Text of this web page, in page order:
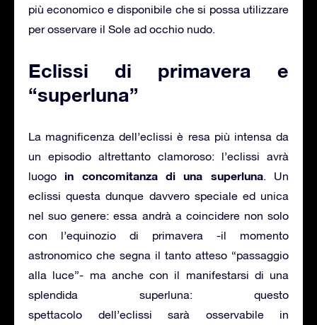
più economico e disponibile che si possa utilizzare
per osservare il Sole ad occhio nudo.
Eclissi di primavera e
“superluna”
La magnificenza dell’eclissi è resa più intensa da
un episodio altrettanto clamoroso: l’eclissi avrà
luogo in concomitanza di una superluna. Un
eclissi questa dunque davvero speciale ed unica
nel suo genere: essa andrà a coincidere non solo
con l’equinozio di primavera -il momento
astronomico che segna il tanto atteso “passaggio
alla luce”- ma anche con il manifestarsi di una
splendida superluna: questo
spettacolo dell’eclissi sarà osservabile in